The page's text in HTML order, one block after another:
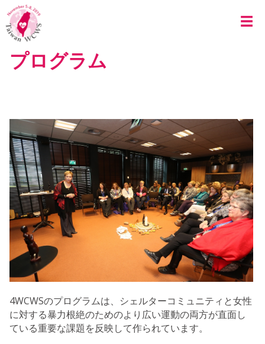
Skip to main content
☰
プログラム
4WCWSのプログラムは、シェルターコミュニティと女性
に対する暴力根絶のためのより広い運動の両方が直面し
ている重要な課題を反映して作られています。